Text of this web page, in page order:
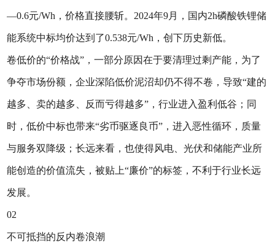
—0.6元/Wh，价格直接腰斩。2024年9月，国内2h磷酸铁锂储
能系统中标均价达到了0.538元/Wh，创下历史新低。
卷低价的“价格战”，一部分原因在于要清理过剩产能，为了
争夺市场份额，企业深陷低价泥沼却仍不得不卷，导致“建的
越多、卖的越多、反而亏得越多”，行业进入盈利低谷；同
时，低价中标也带来“劣币驱逐良币”，进入恶性循环，质量
与服务双降级；长远来看，也使得风电、光伏和储能产业所
能创造的价值流失，被贴上“廉价”的标签，不利于行业长远
发展。
02
不可抵挡的反内卷浪潮